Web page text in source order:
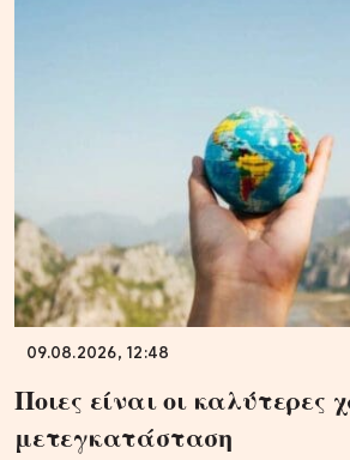
09.08.2026, 12:48
Ποιες είναι οι καλύτερες
μετεγκατάσταση